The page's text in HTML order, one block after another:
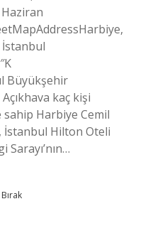
İstanbul
Büyükşehir
kaç kişi
sahip Harbiye Cemil
İstanbul Hilton Oteli